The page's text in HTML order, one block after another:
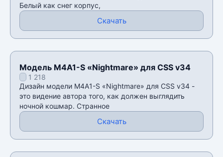
Белый как снег корпус,
Скачать
Модель M4A1-S «Nightmare» для CSS v34
1 218
Дизайн модели M4A1-S «Nightmare» для CSS v34 -
это видение автора того, как должен выглядить
ночной кошмар. Странное
Скачать